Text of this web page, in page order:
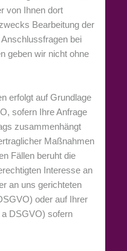
von Ihnen dort
Bearbeitung der
bei
geben wir nicht ohne
erfolgt auf Grundlage
sofern Ihre Anfrage
zusammenhängt
Maßnahmen
Fällen beruht die
Interesse an
an uns gerichteten
oder auf Ihrer
a DSGVO) sofern